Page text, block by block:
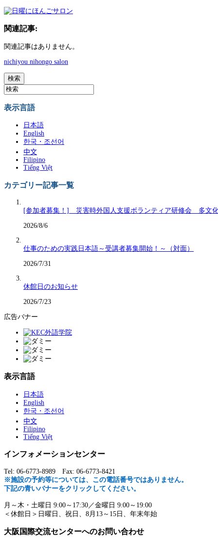
関連記事:
関連記事はありません。
nichiyou nihongo salon
表示言語
日本語
English
한국・조선어
中文
Filipino
Tiếng Việt
カテゴリー記事一覧
[参加者募集！] 災害時外国人支援ボランティア研修会 多文
2026/8/6
仕事のための実践日本語～受講者募集開始！～（対面）
2026/7/31
休館日のお知らせ
2026/7/23
広告バナー
表示言語
日本語
English
한국・조선어
中文
Filipino
Tiếng Việt
インフォメーションセンター
Tel: 06-6773-8989 Fax: 06-6773-8421
※施設の予約等については、この電話番号ではありません。
下記の青いバナーをクリックしてください。
月～木・土曜日 9:00～17:30／金曜日 9:00～19:00
＜休館日＞日曜日、祝日、8月13～15日、年末年始
大阪国際交流センターへのお問い合わせ